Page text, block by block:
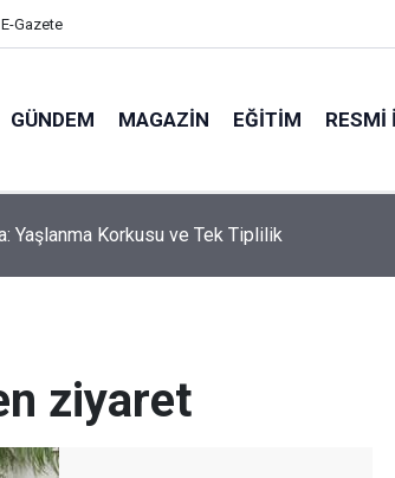
E-Gazete
GÜNDEM MAGAZIN EĞITIM RESMI
Yaşlanma Korkusu ve Tek Tiplilik
ziyaret